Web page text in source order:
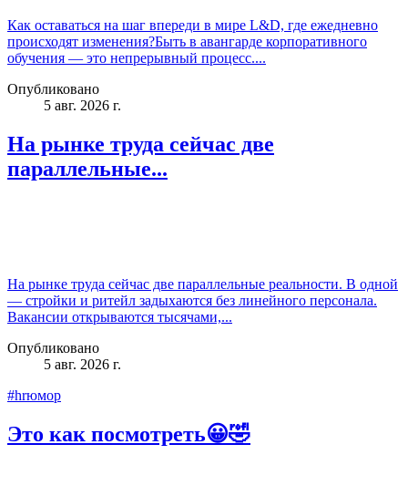
Как оставаться на шаг впереди в мире L&D, где ежедневно
происходят изменения?Быть в авангарде корпоративного
обучения — это непрерывный процесс....
Опубликовано
5 авг. 2026 г.
На рынке труда сейчас две
параллельные...
На рынке труда сейчас две параллельные реальности. В одной
— стройки и ритейл задыхаются без линейного персонала.
Вакансии открываются тысячами,...
Опубликовано
5 авг. 2026 г.
#hrюмор
Это как посмотреть😀🤣